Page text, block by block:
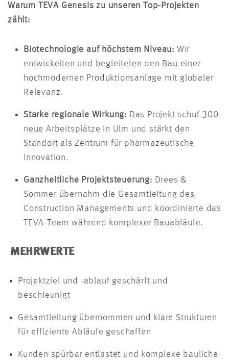
Warum TEVA Genesis zu unseren Top-Projekten
zählt:
Biotechnologie auf höchstem Niveau: Wir
entwickelten und begleiteten den Bau einer
hochmodernen Produktionsanlage mit globaler
Relevanz.
Starke regionale Wirkung: Das Projekt schuf 300
neue Arbeitsplätze in Ulm und stärkt den
Standort als Zentrum für pharmazeutische
Innovation.
Ganzheitliche Projektsteuerung: Drees &
Sommer übernahm die Gesamtleitung des
Construction Managements und koordinierte das
TEVA-Team während komplexer Bauabläufe.
MEHRWERTE
Projektziel und -ablauf geschärft und
beschleunigt
Gesamtleitung übernommen und klare Strukturen
für effiziente Abläufe geschaffen
Kunden spürbar entlastet und komplexe bauliche